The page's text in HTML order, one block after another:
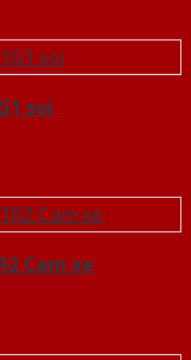
soi
Cam xe